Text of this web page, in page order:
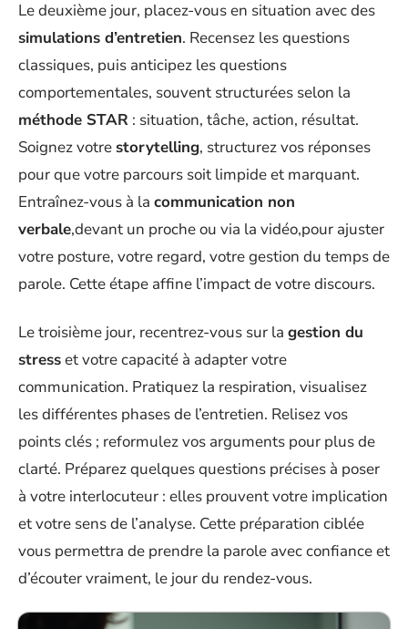
Le deuxième jour, placez-vous en situation avec des
simulations d’entretien. Recensez les questions
classiques, puis anticipez les questions
comportementales, souvent structurées selon la
méthode STAR : situation, tâche, action, résultat.
Soignez votre storytelling, structurez vos réponses
pour que votre parcours soit limpide et marquant.
Entraînez-vous à la communication non
verbale,devant un proche ou via la vidéo,pour ajuster
votre posture, votre regard, votre gestion du temps de
parole. Cette étape affine l’impact de votre discours.
Le troisième jour, recentrez-vous sur la gestion du
stresset votre capacité à adapter votre
communication. Pratiquez la respiration, visualisez
les différentes phases de l’entretien. Relisez vos
points clés ; reformulez vos arguments pour plus de
clarté. Préparez quelques questions précises à poser
à votre interlocuteur : elles prouvent votre implication
et votre sens de l’analyse. Cette préparation ciblée
vous permettra de prendre la parole avec confiance et
d’écouter vraiment, le jour du rendez-vous.